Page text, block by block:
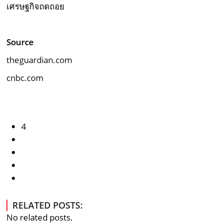
เศรษฐกิจถดถอย
Source
theguardian.com
cnbc.com
4
RELATED POSTS:
No related posts.